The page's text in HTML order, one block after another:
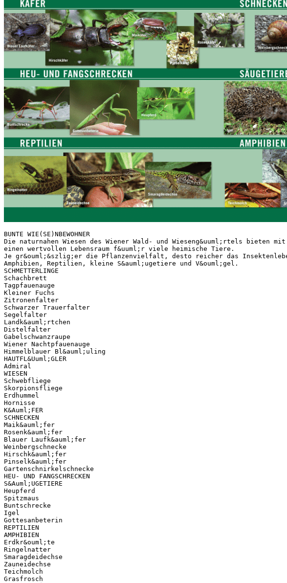
BUNTE WIE(SE)NBEWOHNER
Die naturnahen Wiesen des Wiener Wald- und Wieseng&uuml;rtels bieten
einen wertvollen Lebensraum f&uuml;r viele heimische Tiere.
Je gr&ouml;&szlig;er die Pflanzenvielfalt, desto reicher das
Amphibien, Reptilien, kleine S&auml;ugetiere und V&ouml;gel.
SCHMETTERLINGE
Schachbrett
Tagpfauenauge
Kleiner Fuchs
Zitronenfalter
Schwarzer Trauerfalter
Segelfalter
Landk&auml;rtchen
Distelfalter
Gabelschwanzraupe
Wiener Nachtpfauenauge
Himmelblauer Bl&auml;uling
HAUTFL&Uuml;GLER
Admiral
WIESEN
Schwebfliege
Skorpionsfliege
Erdhummel
Hornisse
K&Auml;FER
SCHNECKEN
Maik&auml;fer
Rosenk&auml;fer
Blauer Laufk&auml;fer
Weinbergschnecke
Hirschk&auml;fer
Pinselk&auml;fer
Gartenschnirkelschnecke
HEU- UND FANGSCHRECKEN
S&Auml;UGETIERE
Heupferd
Spitzmaus
Buntschrecke
Igel
Gottesanbeterin
REPTILIEN
AMPHIBIEN
Erdkr&ouml;te
Ringelnatter
Smaragdeidechse
Zauneidechse
Teichmolch
Grasfrosch